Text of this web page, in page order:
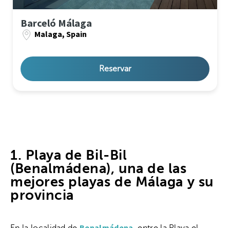
Barceló Málaga
Malaga, Spain
Reservar
1. Playa de Bil-Bil
(Benalmádena), una de las
mejores playas de Málaga y su
provincia